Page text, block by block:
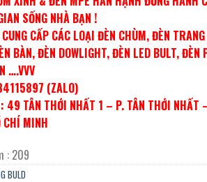
SỐNG NHÀ BẠN !
CUNG CẤP CÁC LOẠI ĐÈN CHÙM, ĐÈN
BÀN, ĐÈN DOWLIGHT, ĐÈN LED BULT, ĐÈN
….VVV
(ZALO)
49 TÂN THỚI NHẤT 1 – P. TÂN THỚI NHẤT
MINH
: 209
BULD